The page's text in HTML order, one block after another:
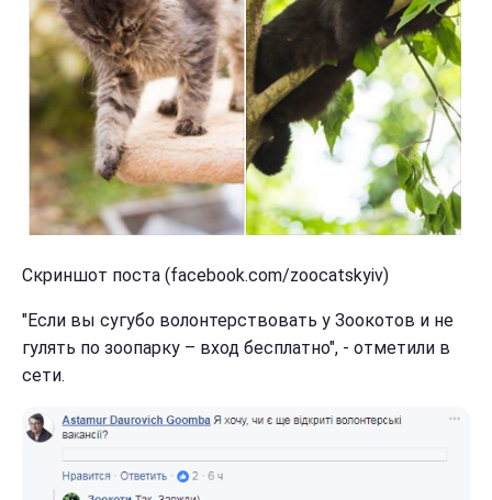
Скриншот поста (facebook.com/zoocatskyiv)
"Если вы сугубо волонтерствовать у Зоокотов и не
гулять по зоопарку – вход бесплатно", - отметили в
сети.